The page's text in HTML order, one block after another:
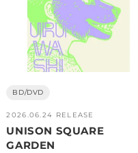
BD/DVD
2026.06.24 RELEASE
販
売
元:
UNISON SQUARE
GARDEN